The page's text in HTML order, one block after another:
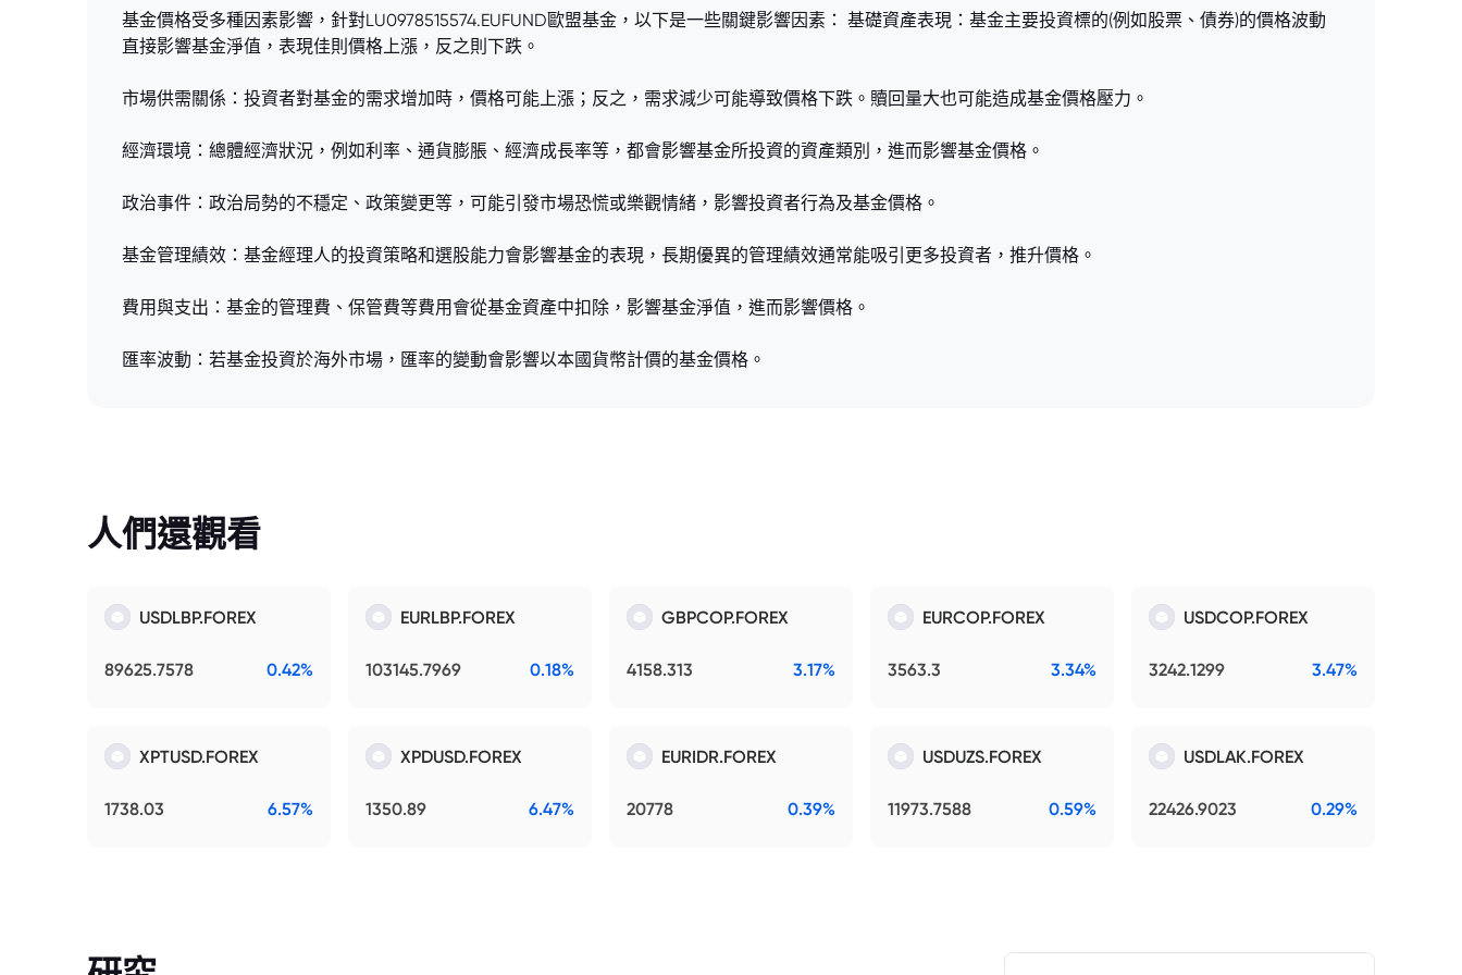
基金價格受多種因素影響，針對LU0978515574.EUFUND歐盟基金，以下是一些關鍵影響因素： 基礎資產表現：基金主要投資標的(例如股票、債券)的價格波動
直接影響基金淨值，表現佳則價格上漲，反之則下跌。
市場供需關係：投資者對基金的需求增加時，價格可能上漲；反之，需求減少可能導致價格下跌。贖回量大也可能造成基金價格壓力。
經濟環境：總體經濟狀況，例如利率、通貨膨脹、經濟成長率等，都會影響基金所投資的資產類別，進而影響基金價格。
政治事件：政治局勢的不穩定、政策變更等，可能引發市場恐慌或樂觀情緒，影響投資者行為及基金價格。
基金管理績效：基金經理人的投資策略和選股能力會影響基金的表現，長期優異的管理績效通常能吸引更多投資者，推升價格。
費用與支出：基金的管理費、保管費等費用會從基金資產中扣除，影響基金淨值，進而影響價格。
匯率波動：若基金投資於海外市場，匯率的變動會影響以本國貨幣計價的基金價格。
人們還觀看
USDLBP.FOREX
89625.7578 0.42%
EURLBP.FOREX
103145.7969 0.18%
GBPCOP.FOREX
4158.313 3.17%
EURCOP.FOREX
3563.3 3.34%
USDCOP.FOREX
3242.1299 3.47%
XPTUSD.FOREX
1738.03 6.57%
XPDUSD.FOREX
1350.89 6.47%
EURIDR.FOREX
20778 0.39%
USDUZS.FOREX
11973.7588 0.59%
USDLAK.FOREX
22426.9023 0.29%